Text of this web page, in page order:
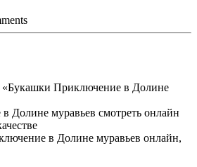
Приключение в Долине
Долине муравьев смотреть онлайн
в Долине муравьев онлайн,